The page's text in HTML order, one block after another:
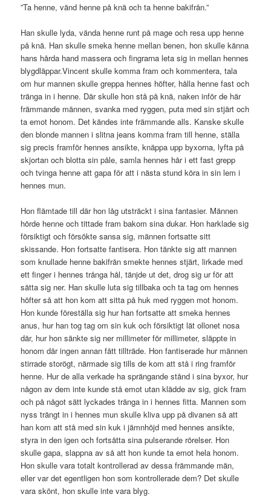
”Ta henne, vänd henne på knä och ta henne bakifrån.”
Han skulle lyda, vända henne runt på mage och resa upp henne
på knä. Han skulle smeka henne mellan benen, hon skulle känna
hans hårda hand massera och fingrarna leta sig in mellan hennes
blygdläppar.Vincent skulle komma fram och kommentera, tala
om hur mannen skulle greppa hennes höfter, hålla henne fast och
tränga in i henne. Där skulle hon stå på knä, naken inför de här
främmande männen, svanka med ryggen, puta med sin stjärt och
ta emot honom. Det kändes inte främmande alls. Kanske skulle
den blonde mannen i slitna jeans komma fram till henne, ställa
sig precis framför hennes ansikte, knäppa upp byxorna, lyfta på
skjortan och blotta sin påle, samla hennes hår i ett fast grepp
och tvinga henne att gapa för att i nästa stund köra in sin lem i
hennes mun.
Hon flämtade till där hon låg utsträckt i sina fantasier. Männen
hörde henne och tittade fram bakom sina dukar. Hon harklade sig
försiktigt och försökte sansa sig, männen fortsatte sitt
skissande. Hon fortsatte fantisera. Hon tänkte sig att mannen
som knullade henne bakifrån smekte hennes stjärt, lirkade med
ett finger i hennes trånga hål, tänjde ut det, drog sig ur för att
sätta sig ner. Han skulle luta sig tillbaka och ta tag om hennes
höfter så att hon kom att sitta på huk med ryggen mot honom.
Hon kunde föreställa sig hur han fortsatte att smeka hennes
anus, hur han tog tag om sin kuk och försiktigt lät ollonet nosa
där, hur hon sänkte sig ner millimeter för millimeter, släppte in
honom där ingen annan fått tillträde. Hon fantiserade hur männen
stirrade storögt, närmade sig tills de kom att stå i ring framför
henne. Hur de alla verkade ha sprängande stånd i sina byxor, hur
någon av dem inte kunde stå emot utan klädde av sig, gick fram
och på något sätt lyckades tränga in i hennes fitta. Mannen som
nyss trängt in i hennes mun skulle kliva upp på divanen så att
han kom att stå med sin kuk i jämnhöjd med hennes ansikte,
styra in den igen och fortsätta sina pulserande rörelser. Hon
skulle gapa, slappna av så att hon kunde ta emot hela honom.
Hon skulle vara totalt kontrollerad av dessa främmande män,
eller var det egentligen hon som kontrollerade dem? Det skulle
vara skönt, hon skulle inte vara blyg.